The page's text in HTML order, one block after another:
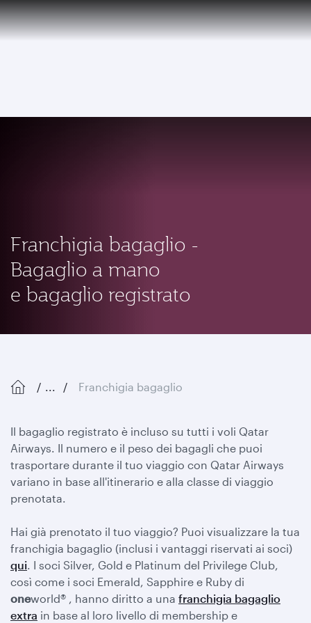
IT
Franchigia bagaglio -
Bagaglio a mano
e bagaglio registrato
... Franchigia bagaglio
Il bagaglio registrato è incluso su tutti i voli Qatar
Airways. Il numero e il peso dei bagagli che puoi
trasportare durante il tuo viaggio con Qatar Airways
variano in base all'itinerario e alla classe di viaggio
prenotata.
Hai già prenotato il tuo viaggio? Puoi visualizzare la tua
franchigia bagaglio (inclusi i vantaggi riservati ai soci)
qui. I soci Silver, Gold e Platinum del Privilege Club,
così come i soci Emerald, Sapphire e Ruby di
oneworld® , hanno diritto a una franchigia bagaglio
extra in base al loro livello di membership e